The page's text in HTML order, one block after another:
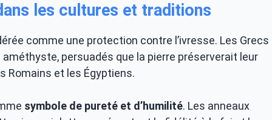
les cultures et traditions
comme une protection contre l’ivresse. Les Grecs
persuadés que la pierre préserverait leur
Romains et les Égyptiens.
symbole de pureté et d’humilité. Les anneaux